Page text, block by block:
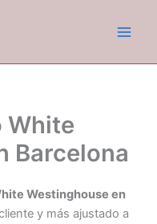
White
Barcelona
Westinghouse en
y más ajustado a